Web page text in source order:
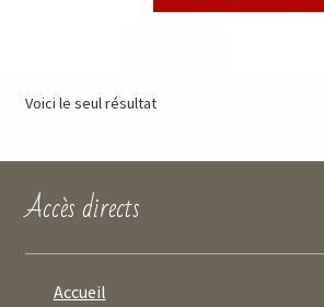
Voici le seul résultat
Accès directs
Accueil